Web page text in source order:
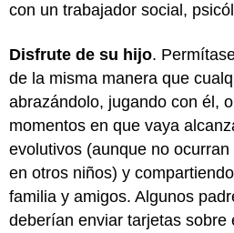
con un trabajador social,
Disfrute de su hijo.
de la misma manera que
abrazándolo, jugando con él,
momentos en que vaya
evolutivos (aunque no
en otros niños) y
familia y amigos. Algunos
deberían enviar tarjetas sobre